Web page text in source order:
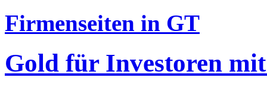
Firmenseiten in GT
Gold für Investoren